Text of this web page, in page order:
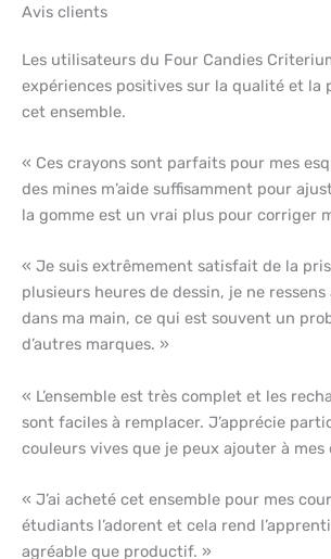
Avis clients
Les utilisateurs du Four Candies
expériences positives sur la qualité et la
cet ensemble.
« Ces crayons sont parfaits pour mes
des mines m’aide suffisamment pour
la gomme est un vrai plus pour corriger
« Je suis extrêmement satisfait de la
plusieurs heures de dessin, je ne
dans ma main, ce qui est souvent un
d’autres marques. »
« L’ensemble est très complet et les
sont faciles à remplacer. J’apprécie
couleurs vives que je peux ajouter à
« J’ai acheté cet ensemble pour mes
étudiants l’adorent et cela rend
agréable que productif. »